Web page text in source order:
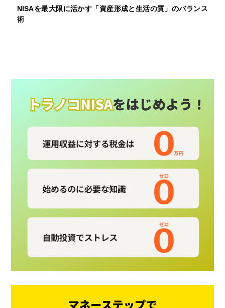
NISAを最大限に活かす「資産形成と生活の質」のバランス
術